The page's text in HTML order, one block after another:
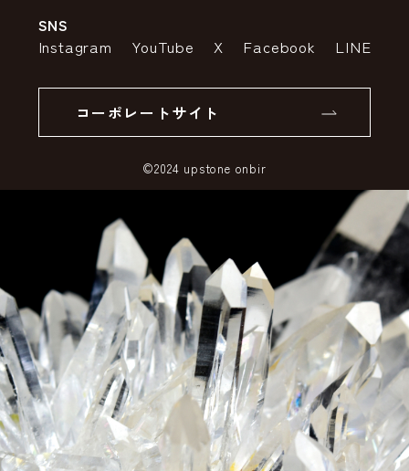
特定商取引法の表示
SSLサーバー証明書とは
SNS
Instagram YouTube X Facebook LINE
コーポレートサイト
©2024 upstone onbir